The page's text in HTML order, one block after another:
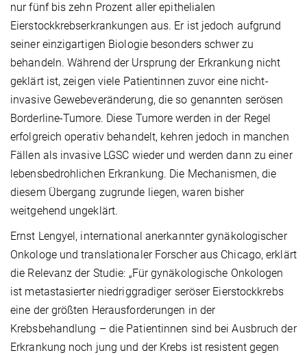
nur fünf bis zehn Prozent aller epithelialen
Eierstockkrebserkrankungen aus. Er ist jedoch aufgrund
seiner einzigartigen Biologie besonders schwer zu
behandeln. Während der Ursprung der Erkrankung nicht
geklärt ist, zeigen viele Patientinnen zuvor eine nicht-
invasive Gewebeveränderung, die so genannten serösen
Borderline-Tumore. Diese Tumore werden in der Regel
erfolgreich operativ behandelt, kehren jedoch in manchen
Fällen als invasive LGSC wieder und werden dann zu einer
lebensbedrohlichen Erkrankung. Die Mechanismen, die
diesem Übergang zugrunde liegen, waren bisher
weitgehend ungeklärt.
Ernst Lengyel, international anerkannter gynäkologischer
Onkologe und translationaler Forscher aus Chicago, erklärt
die Relevanz der Studie: „Für gynäkologische Onkologen
ist metastasierter niedriggradiger seröser Eierstockkrebs
eine der größten Herausforderungen in der
Krebsbehandlung – die Patientinnen sind bei Ausbruch der
Erkrankung noch jung und der Krebs ist resistent gegen